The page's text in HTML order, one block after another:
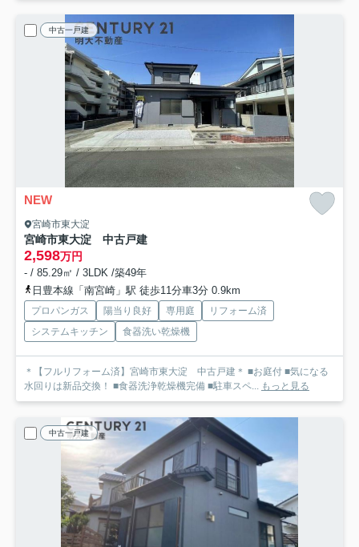
中古一戸建
NEW
宮崎市東大淀
宮崎市東大淀 中古戸建
2,598万円
- / 85.29㎡ / 3LDK /築49年
日豊本線「南宮崎」駅 徒歩11分車3分 0.9km
プロパンガス 陽当り良好 専用庭
リフォーム済
システムキッチン
食器洗い乾燥機
＊【フルリフォーム済】宮崎市東大淀 中古戸建＊ ■お庭付 ■気になる
水回りは新品交換！ ■食器洗浄乾燥機完備 ■駐車スペ...
もっと見る
中古一戸建